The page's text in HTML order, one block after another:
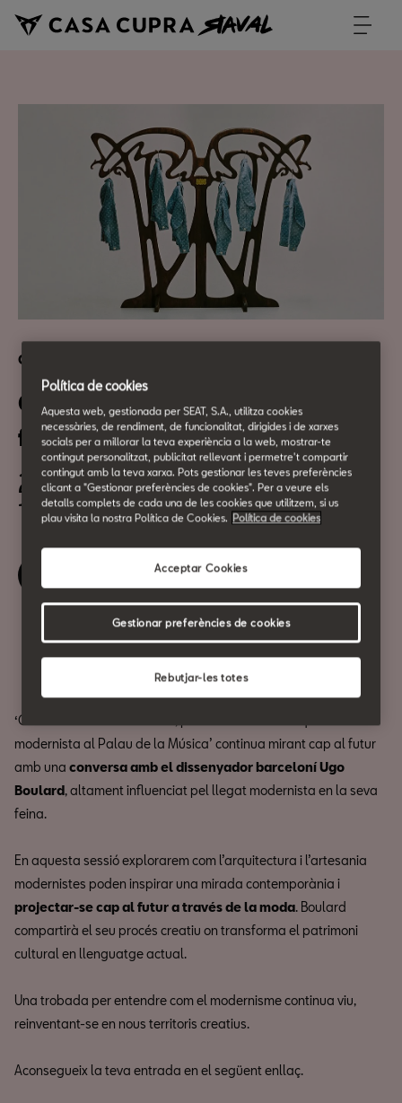
CASA SEAT TALKS
Constant Moderna. Present i
futur amb BOULARD
26 de març
18:30h
Reserva la teva entrada
Compartir
‘Constant Moderna: Passat, present i futur de l’arquitectura
modernista al Palau de la Música’ continua mirant cap al futur
amb una conversa amb el dissenyador barceloní Ugo
Boulard, altament influenciat pel llegat modernista en la seva
feina.
En aquesta sessió explorarem com l’arquitectura i l’artesania
modernistes poden inspirar una mirada contemporània i
projectar-se cap al futur a través de la moda. Boulard
compartirà el seu procés creatiu on transforma el patrimoni
cultural en llenguatge actual.
Una trobada per entendre com el modernisme continua viu,
reinventant-se en nous territoris creatius.
Aconsegueix la teva entrada en el següent enllaç.
Política de cookies
Aquesta web, gestionada per SEAT, S.A., utilitza cookies
necessàries, de rendiment, de funcionalitat, dirigides i de xarxes
socials per a millorar la teva experiència a la web, mostrar-te
contingut personalitzat, publicitat rellevant i permetre't compartir
contingut amb la teva xarxa. Pots gestionar les teves preferències
clicant a "Gestionar preferències de cookies". Per a veure els
detalls complets de cada una de les cookies que utilitzem, si us
plau visita la nostra Política de Cookies. Política de cookies
Rebutjar-les totes
Acceptar Cookies
Gestionar preferències de cookies